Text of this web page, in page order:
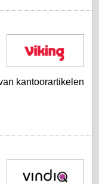
kantoorartikelen